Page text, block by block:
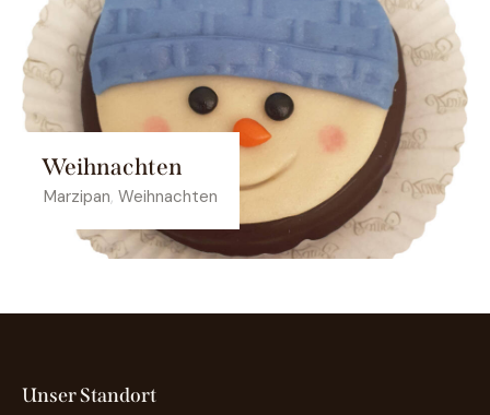
Weihnachten
Marzipan, Weihnachten
Unser Standort